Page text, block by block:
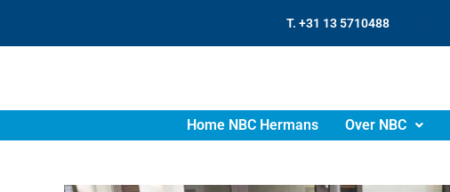
T. +31 13 5710488
Home NBC Hermans Over NBC